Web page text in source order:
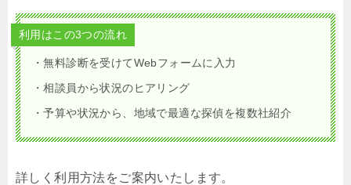
利用はこの3つの流れ
・無料診断を受けてWebフォームに入力
・相談員から状況のヒアリング
・予算や状況から、地域で最適な探偵を複数社紹介
詳しく利用方法をご案内いたします。